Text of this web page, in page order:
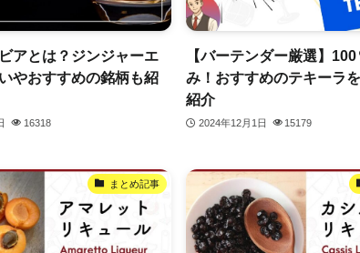
アとは？ジンジャーエ
やおすすめの銘柄も紹
16318
【バーテンダー厳選】
み！おすすめのテキーラ
紹介
2024年12月1日 15179
まとめ記事